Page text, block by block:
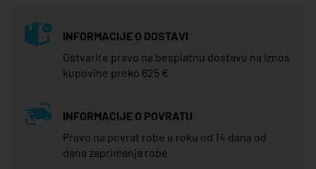
INFORMACIJE O DOSTAVI
Ostvarite pravo na besplatnu dostavu na iznos
kupovine preko 625 €
INFORMACIJE O POVRATU
Pravo na povrat robe u roku od 14 dana od
dana zaprimanja robe